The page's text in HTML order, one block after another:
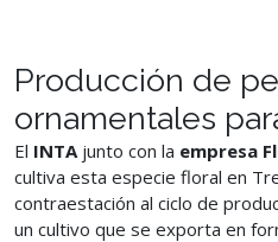
Producción de
ornamentales
El INTAjunto con la empresa
cultiva esta especie floral en
contraestación al ciclo de
un cultivo que se exporta en